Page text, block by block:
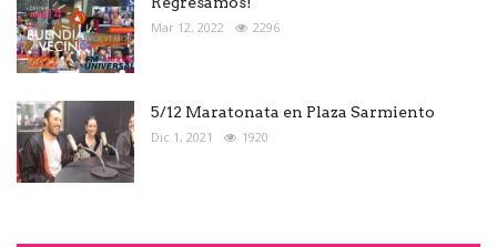
Mar 12, 2022 2296
5/12 Maratonata en Plaza Sarmiento
Dic 1, 2021 1920